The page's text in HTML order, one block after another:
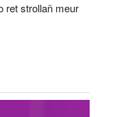
ret strollañ meur